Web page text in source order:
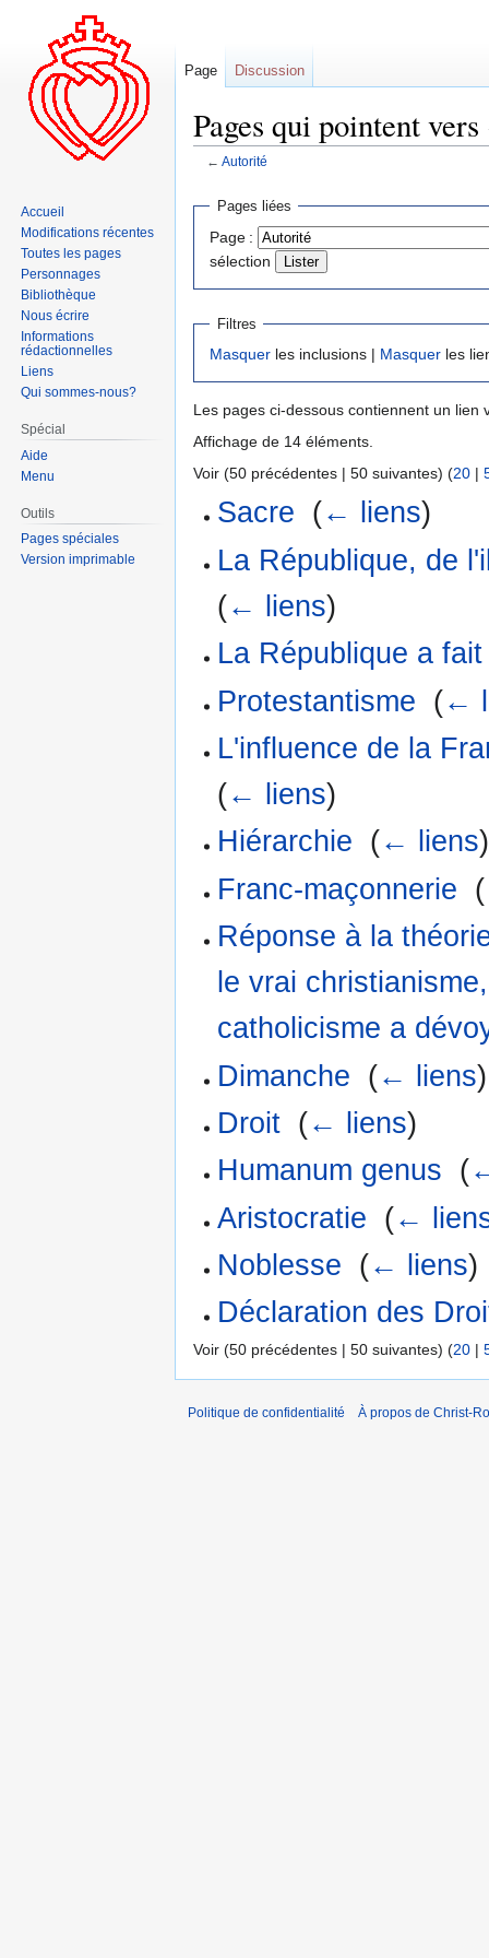
Pages qui pointent
← Autorité
Aller
navigation
Aller
recherche
Pages liées
Page :
sélection
Filtres
Masquer les inclusions | Masquer les
Les pages ci-dessous contiennent un lien
Affichage de 14 éléments.
Voir (50 précédentes | 50 suivantes) (20 |
Sacre (← liens)
La République, de
(← liens)
La République a
Protestantisme (←
L'influence de la
(← liens)
Hiérarchie (← liens)
Franc-maçonnerie (
Réponse à la
le vrai
catholicisme a
Dimanche (← liens)
Droit (← liens)
Humanum genus (
Aristocratie (←
Noblesse (← liens)
Déclaration des
Voir (50 précédentes | 50 suivantes) (20 |
Page Discussion
Accueil
Modifications récentes
Toutes les pages
Personnages
Bibliothèque
Nous écrire
Informations
rédactionnelles
Liens
Qui sommes-nous?
Spécial
Aide
Menu
Outils
Pages spéciales
Version imprimable
Politique de confidentialité À propos de Christ-